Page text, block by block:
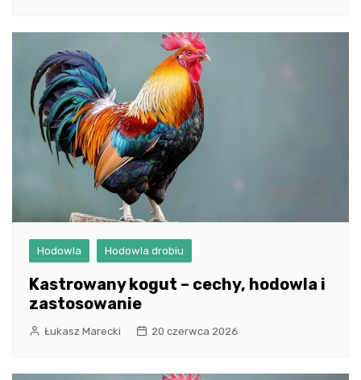
Hodowla Hodowla drobiu
Kastrowany kogut – cechy, hodowla i
zastosowanie
Łukasz Marecki 20 czerwca 2026